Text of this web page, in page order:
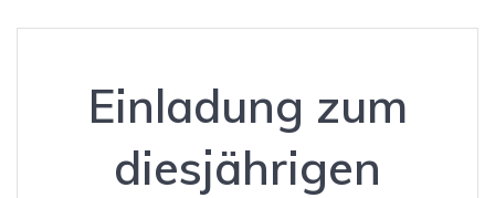
Einladung zum
diesjährigen